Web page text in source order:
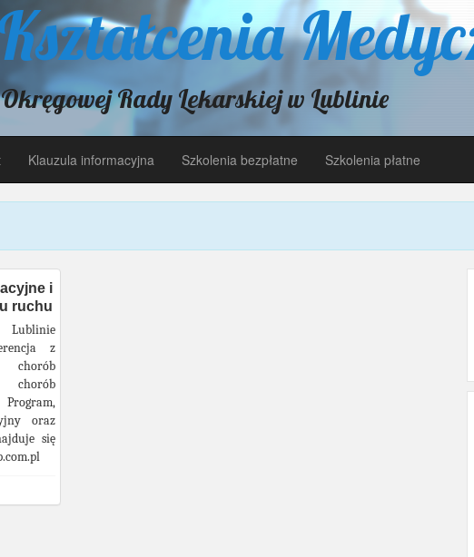
Okręgowej Rady Lekarskiej w Lublinie
Klauzula informacyjna Szkolenia bezpłatne Szkolenia płatne
i
ruchu
z
chorób
oraz
się